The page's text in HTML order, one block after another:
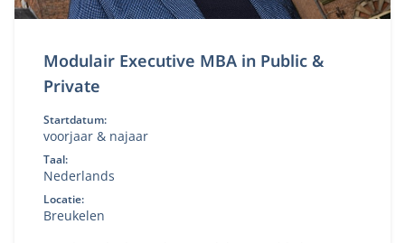
Modulair Executive MBA in Public &
Private
Startdatum:
voorjaar & najaar
Taal:
Nederlands
Locatie:
Breukelen